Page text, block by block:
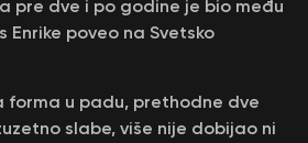
pre dve i po godine je bio među
Enrike poveo na Svetsko
u padu, prethodne dve
slabe, više nije dobijao ni